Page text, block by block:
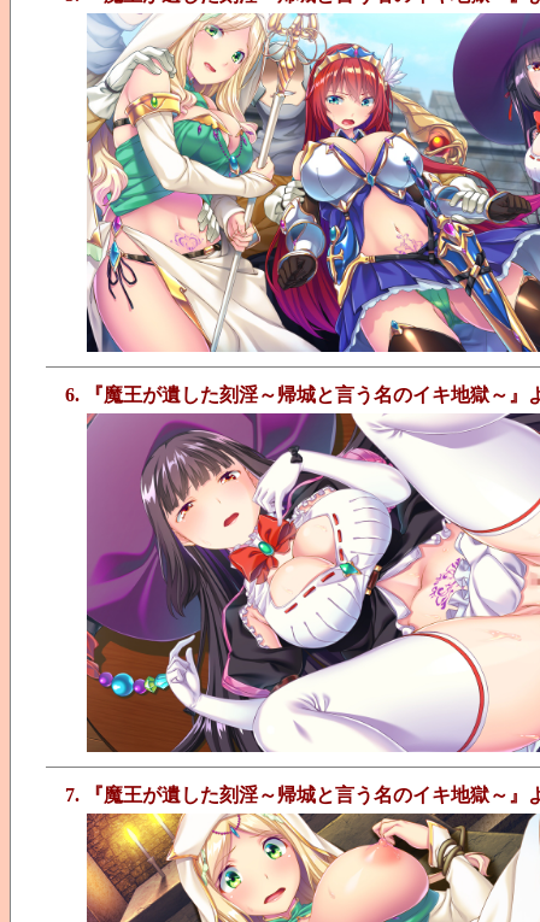
6. 『魔王が遺した刻淫～帰城と言う名のイキ地獄～』
7. 『魔王が遺した刻淫～帰城と言う名のイキ地獄～』